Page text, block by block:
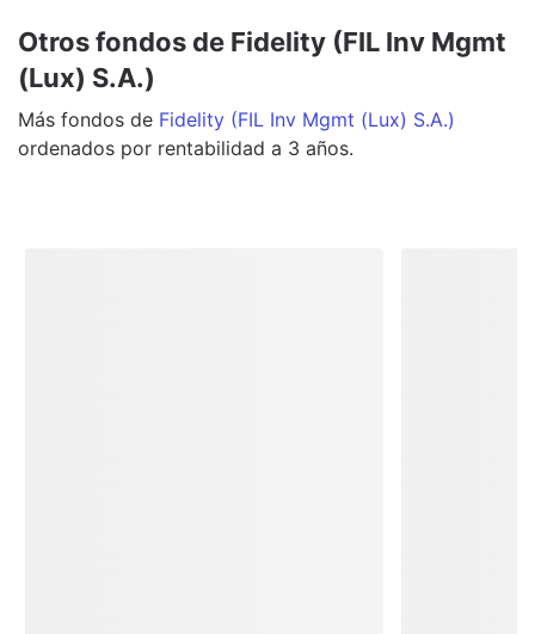
Otros fondos de Fidelity (FIL Inv Mgmt
(Lux) S.A.)
Más fondos de Fidelity (FIL Inv Mgmt (Lux) S.A.)
ordenados por rentabilidad a 3 años.